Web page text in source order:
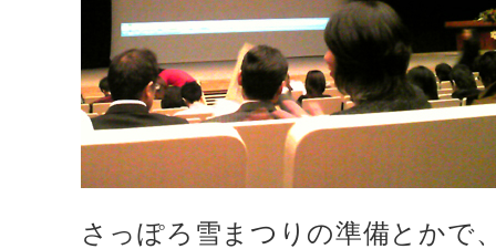
さっぽろ雪まつりの準備とかで